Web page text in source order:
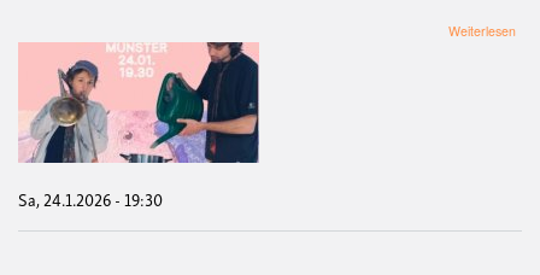
Weiterlesen
Sa, 24.1.2026 - 19:30